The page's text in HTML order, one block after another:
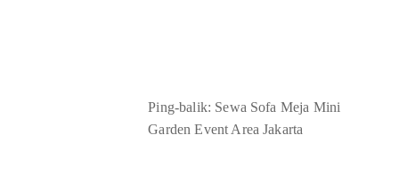
Ping-balik: Sewa Sofa Meja Mini
Garden Event Area Jakarta